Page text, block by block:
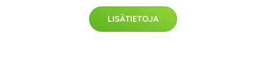
LISÄTIETOJA